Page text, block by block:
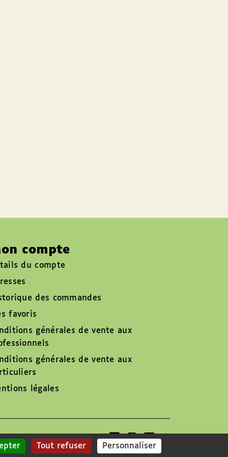
compte
du compte
des commandes
favoris
générales de vente aux
générales de vente aux
légales
Suivez-nous sur
Tout refuser Personnaliser